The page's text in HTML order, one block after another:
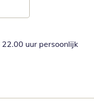
uur persoonlijk